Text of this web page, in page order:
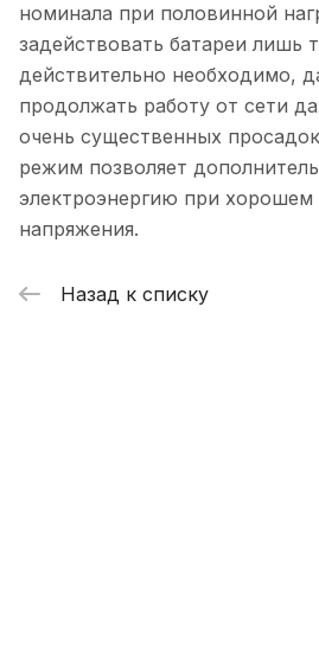
номинала при половинной
задействовать батареи лишь
действительно необходимо,
продолжать работу от сети
очень существенных
режим позволяет
электроэнергию при хорошем
напряжения.
Назад к списку